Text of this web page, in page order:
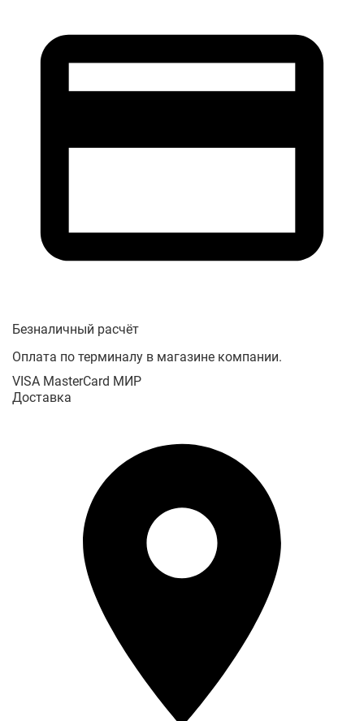
Безналичный расчёт
Оплата по терминалу в магазине компании.
VISA MasterCard МИР
Доставка